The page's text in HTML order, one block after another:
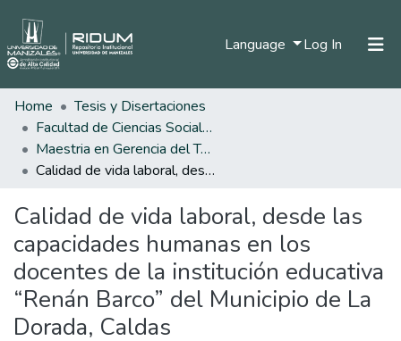
Language Log In (current)
Statistics
Home
Tesis y Disertaciones
Facultad de Ciencias Sociales y Humanas
Maestria en Gerencia del Talento Humano
Calidad de vida laboral, desde las capacidades humanas en los docentes de la institución educativa “Renán Barco” del Municipio de La Dorada, Caldas
Calidad de vida laboral, desde las
capacidades humanas en los
docentes de la institución educativa
“Renán Barco” del Municipio de La
Dorada, Caldas